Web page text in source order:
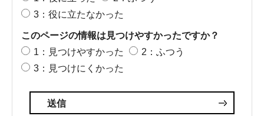
3：役に立たなかった
このページの情報は見つけやすかったですか？
1：見つけやすかった
2：ふつう
3：見つけにくかった